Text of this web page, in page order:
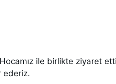
ile birlikte ziyaret
ederiz.